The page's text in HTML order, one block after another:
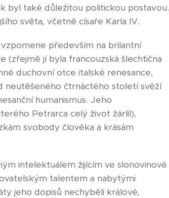
byl také důležitou politickou postavou.
světa, včetně císaře Karla IV.
především na brilantní
(zřejmě jí byla francouzská šlechtična
duchovní otce italské renesance,
neutěšeného čtrnáctého století svěží
humanismus. Jeho
Petrarca celý život žárlil),
svobody člověka a krásám
intelektuálem žijícím ve slonovinové
talentem a nabytými
jeho dopisů nechyběli králové,